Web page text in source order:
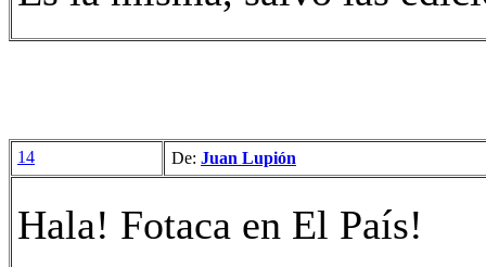
14 De: Juan Lupión
Hala! Fotaca en El País!